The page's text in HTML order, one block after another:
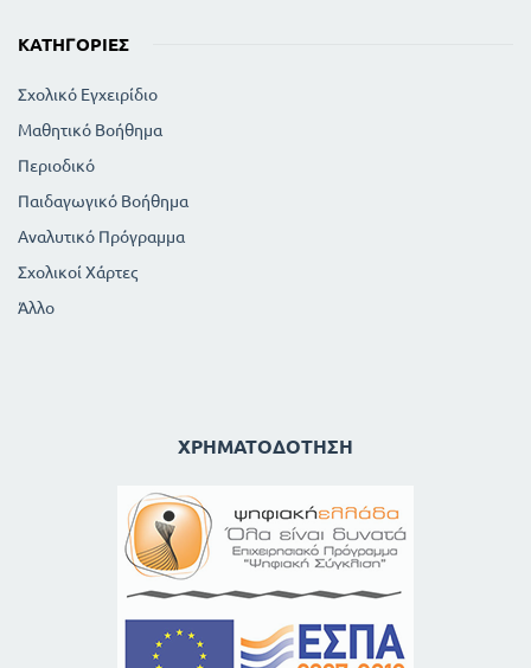
ΚΑΤΗΓΟΡΊΕΣ
Σχολικό Εγχειρίδιο
Μαθητικό Βοήθημα
Περιοδικό
Παιδαγωγικό Βοήθημα
Αναλυτικό Πρόγραμμα
Σχολικοί Χάρτες
Άλλο
ΧΡΗΜΑΤΟΔΌΤΗΣΗ